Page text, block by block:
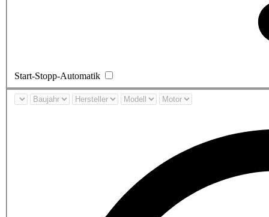
Start-Stopp-Automatik